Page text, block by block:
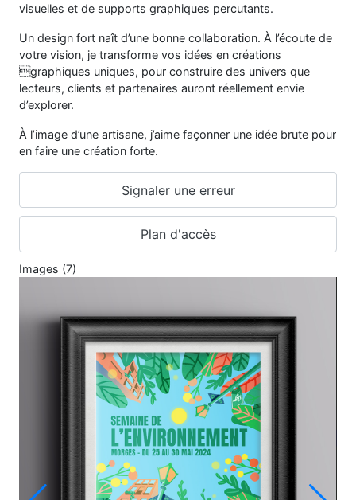
visuelles et de supports graphiques percutants.
Un design fort naît d’une bonne collaboration. À l’écoute de
votre vision, je transforme vos idées en créations
graphiques uniques, pour construire des univers que
lecteurs, clients et partenaires auront réellement envie
d’explorer.
À l’image d’une artisane, j’aime façonner une idée brute pour
en faire une création forte.
Signaler une erreur
Plan d'accès
Images (7)